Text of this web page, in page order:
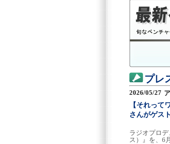
プレ
2026/05/27
【それっ
さんがゲス
ラジオプロ
ス）』を、6